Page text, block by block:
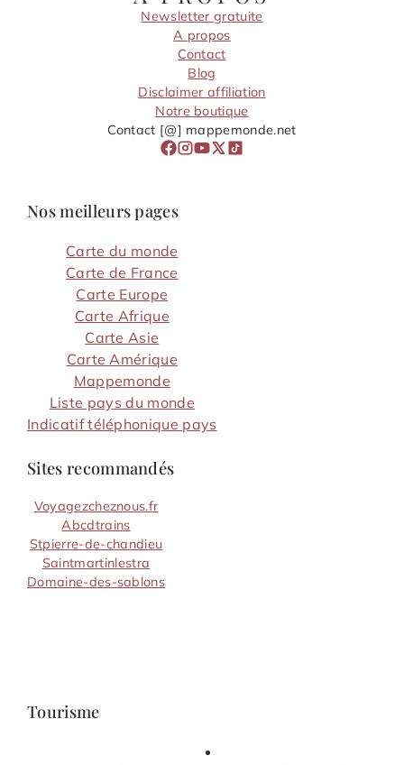
Newsletter gratuite
A propos
Contact
Blog
Disclaimer affiliation
Notre boutique
Contact [@] mappemonde.net
Nos meilleurs pages
Carte du monde
Carte de France
Carte Europe
Carte Afrique
Carte Asie
Carte Amérique
Mappemonde
Liste pays du monde
Indicatif téléphonique pays
Sites recommandés
Voyagezcheznous.fr
Abcdtrains
Stpierre-de-chandieu
Saintmartinlestra
Domaine-des-sablons
Tourisme